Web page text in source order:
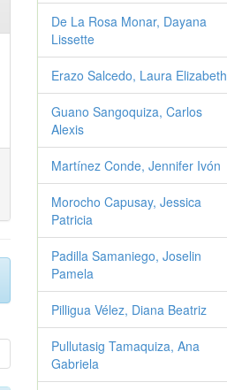
De La Rosa Monar, Dayana
Lissette
Erazo Salcedo, Laura Elizabeth
Guano Sangoquiza, Carlos
Alexis
Martínez Conde, Jennifer Ivón
Morocho Capusay, Jessica
Patricia
Padilla Samaniego, Joselin
Pamela
Pilligua Vélez, Diana Beatriz
Pullutasig Tamaquiza, Ana
Gabriela